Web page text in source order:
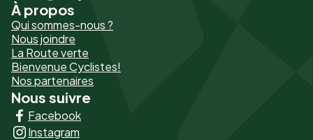
Pied
de
page
-
Liens
principaux
À propos
Qui sommes-nous ?
Nous joindre
La Route verte
Bienvenue Cyclistes!
Nos partenaires
Nous suivre
Facebook
Instagram